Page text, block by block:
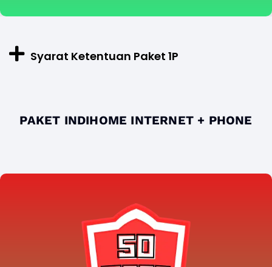
Syarat Ketentuan Paket 1P
PAKET INDIHOME INTERNET + PHONE